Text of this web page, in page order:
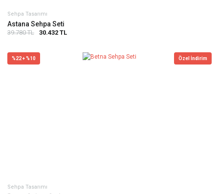
Sehpa Tasarımı
Astana Sehpa Seti
39.780 TL 30.432 TL
%22 + %10 Özel İndirim
Sehpa Tasarımı